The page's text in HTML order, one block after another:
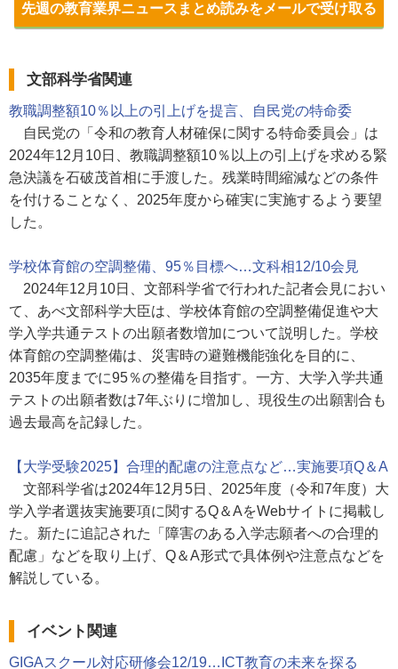
先週の教育業界ニュースまとめ読みをメールで受け取る
文部科学省関連
教職調整額10％以上の引上げを提言、自民党の特命委
自民党の「令和の教育人材確保に関する特命委員会」は
2024年12月10日、教職調整額10％以上の引上げを求める緊
急決議を石破茂首相に手渡した。残業時間縮減などの条件
を付けることなく、2025年度から確実に実施するよう要望
した。
学校体育館の空調整備、95％目標へ…文科相12/10会見
2024年12月10日、文部科学省で行われた記者会見におい
て、あべ文部科学大臣は、学校体育館の空調整備促進や大
学入学共通テストの出願者数増加について説明した。学校
体育館の空調整備は、災害時の避難機能強化を目的に、
2035年度までに95％の整備を目指す。一方、大学入学共通
テストの出願者数は7年ぶりに増加し、現役生の出願割合も
過去最高を記録した。
【大学受験2025】合理的配慮の注意点など…実施要項Q＆A
文部科学省は2024年12月5日、2025年度（令和7年度）大
学入学者選抜実施要項に関するQ＆AをWebサイトに掲載し
た。新たに追記された「障害のある入学志願者への合理的
配慮」などを取り上げ、Q＆A形式で具体例や注意点などを
解説している。
イベント関連
GIGAスクール対応研修会12/19…ICT教育の未来を探る